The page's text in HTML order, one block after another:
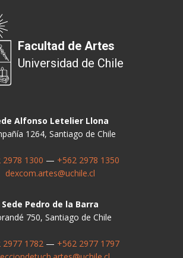
Facultad de Artes
Universidad de Chile
Alfonso Letelier Llona
1264, Santiago de Chile
2978 1300 — +562 2978 1350
dexcom.artes@uchile.cl
Sede Pedro de la Barra
750, Santiago de Chile
2977 1782 — +562 2977 1797